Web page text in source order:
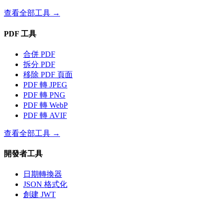
查看全部工具 →
PDF 工具
合併 PDF
拆分 PDF
移除 PDF 頁面
PDF 轉 JPEG
PDF 轉 PNG
PDF 轉 WebP
PDF 轉 AVIF
查看全部工具 →
開發者工具
日期轉換器
JSON 格式化
創建 JWT